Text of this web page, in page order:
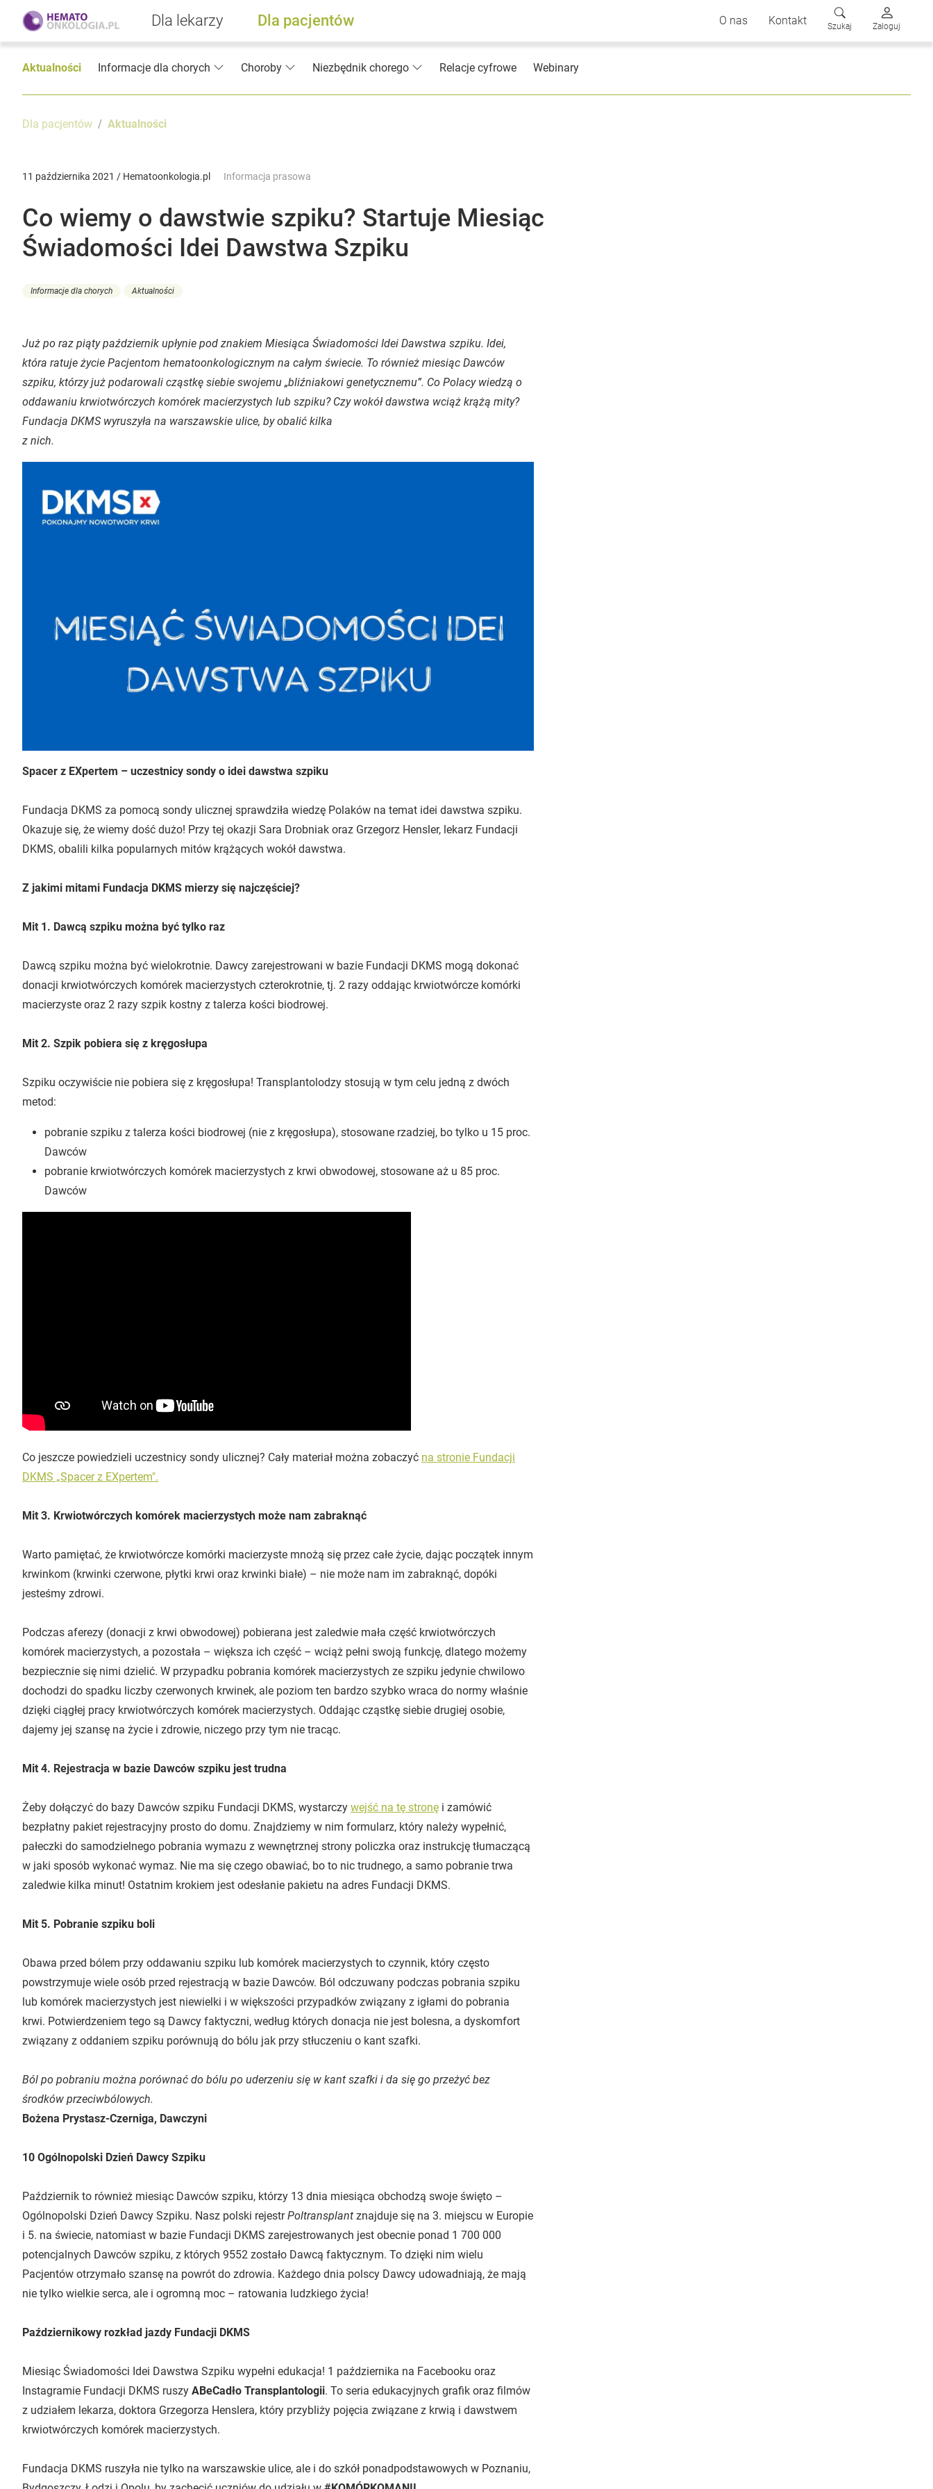
Dla lekarzy Dla pacjentów O nas Kontakt Szukaj Zaloguj
Aktualności Informacje dla chorych Choroby Niezbędnik chorego Relacje cyfrowe Webinary
Dla pacjentów Aktualności
11 października 2021 / Hematoonkologia.pl Informacja prasowa
Co wiemy o dawstwie szpiku? Startuje Miesiąc
Świadomości Idei Dawstwa Szpiku
Informacje dla chorych Aktualności
Już po raz piąty październik upłynie pod znakiem Miesiąca Świadomości Idei Dawstwa szpiku. Idei,
która ratuje życie Pacjentom hematoonkologicznym na całym świecie. To również miesiąc Dawców
szpiku, którzy już podarowali cząstkę siebie swojemu „bliźniakowi genetycznemu”. Co Polacy wiedzą o
oddawaniu krwiotwórczych komórek macierzystych lub szpiku? Czy wokół dawstwa wciąż krążą mity?
Fundacja DKMS wyruszyła na warszawskie ulice, by obalić kilka
z nich.
Spacer z EXpertem – uczestnicy sondy o idei dawstwa szpiku
Fundacja DKMS za pomocą sondy ulicznej sprawdziła wiedzę Polaków na temat idei dawstwa szpiku.
Okazuje się, że wiemy dość dużo! Przy tej okazji Sara Drobniak oraz Grzegorz Hensler, lekarz Fundacji
DKMS, obalili kilka popularnych mitów krążących wokół dawstwa.
Z jakimi mitami Fundacja DKMS mierzy się najczęściej?
Mit 1. Dawcą szpiku można być tylko raz
Dawcą szpiku można być wielokrotnie. Dawcy zarejestrowani w bazie Fundacji DKMS mogą dokonać
donacji krwiotwórczych komórek macierzystych czterokrotnie, tj. 2 razy oddając krwiotwórcze komórki
macierzyste oraz 2 razy szpik kostny z talerza kości biodrowej.
Mit 2. Szpik pobiera się z kręgosłupa
Szpiku oczywiście nie pobiera się z kręgosłupa! Transplantolodzy stosują w tym celu jedną z dwóch
metod:
pobranie szpiku z talerza kości biodrowej (nie z kręgosłupa), stosowane rzadziej, bo tylko u 15 proc.
Dawców
pobranie krwiotwórczych komórek macierzystych z krwi obwodowej, stosowane aż u 85 proc.
Dawców
Co jeszcze powiedzieli uczestnicy sondy ulicznej? Cały materiał można zobaczyć na stronie Fundacji
DKMS „Spacer z EXpertem".
Mit 3. Krwiotwórczych komórek macierzystych może nam zabraknąć
Warto pamiętać, że krwiotwórcze komórki macierzyste mnożą się przez całe życie, dając początek innym
krwinkom (krwinki czerwone, płytki krwi oraz krwinki białe) – nie może nam im zabraknąć, dopóki
jesteśmy zdrowi.
Podczas aferezy (donacji z krwi obwodowej) pobierana jest zaledwie mała część krwiotwórczych
komórek macierzystych, a pozostała – większa ich część – wciąż pełni swoją funkcję, dlatego możemy
bezpiecznie się nimi dzielić. W przypadku pobrania komórek macierzystych ze szpiku jedynie chwilowo
dochodzi do spadku liczby czerwonych krwinek, ale poziom ten bardzo szybko wraca do normy właśnie
dzięki ciągłej pracy krwiotwórczych komórek macierzystych. Oddając cząstkę siebie drugiej osobie,
dajemy jej szansę na życie i zdrowie, niczego przy tym nie tracąc.
Mit 4. Rejestracja w bazie Dawców szpiku jest trudna
Żeby dołączyć do bazy Dawców szpiku Fundacji DKMS, wystarczy wejść na tę stronę i zamówić
bezpłatny pakiet rejestracyjny prosto do domu. Znajdziemy w nim formularz, który należy wypełnić,
pałeczki do samodzielnego pobrania wymazu z wewnętrznej strony policzka oraz instrukcję tłumaczącą
w jaki sposób wykonać wymaz. Nie ma się czego obawiać, bo to nic trudnego, a samo pobranie trwa
zaledwie kilka minut! Ostatnim krokiem jest odesłanie pakietu na adres Fundacji DKMS.
Mit 5. Pobranie szpiku boli
Obawa przed bólem przy oddawaniu szpiku lub komórek macierzystych to czynnik, który często
powstrzymuje wiele osób przed rejestracją w bazie Dawców. Ból odczuwany podczas pobrania szpiku
lub komórek macierzystych jest niewielki i w większości przypadków związany z igłami do pobrania
krwi. Potwierdzeniem tego są Dawcy faktyczni, według których donacja nie jest bolesna, a dyskomfort
związany z oddaniem szpiku porównują do bólu jak przy stłuczeniu o kant szafki.
Ból po pobraniu można porównać do bólu po uderzeniu się w kant szafki i da się go przeżyć bez
środków przeciwbólowych.
Bożena Prystasz-Czerniga, Dawczyni
10 Ogólnopolski Dzień Dawcy Szpiku
Październik to również miesiąc Dawców szpiku, którzy 13 dnia miesiąca obchodzą swoje święto –
Ogólnopolski Dzień Dawcy Szpiku. Nasz polski rejestrPoltransplant znajduje się na 3. miejscu w Europie
i 5. na świecie, natomiast w bazie Fundacji DKMS zarejestrowanych jest obecnie ponad 1 700 000
potencjalnych Dawców szpiku, z których 9552 zostało Dawcą faktycznym. To dzięki nim wielu
Pacjentów otrzymało szansę na powrót do zdrowia. Każdego dnia polscy Dawcy udowadniają, że mają
nie tylko wielkie serca, ale i ogromną moc – ratowania ludzkiego życia!
Październikowy rozkład jazdy Fundacji DKMS
Miesiąc Świadomości Idei Dawstwa Szpiku wypełni edukacja! 1 października na Facebooku oraz
Instagramie Fundacji DKMS ruszy ABeCadło Transplantologii. To seria edukacyjnych grafik oraz filmów
z udziałem lekarza, doktora Grzegorza Henslera, który przybliży pojęcia związane z krwią i dawstwem
krwiotwórczych komórek macierzystych.
Fundacja DKMS ruszyła nie tylko na warszawskie ulice, ale i do szkół ponadpodstawowych w Poznaniu,